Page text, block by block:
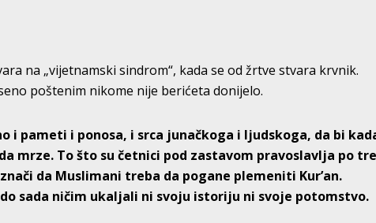
na „vijetnamski sindrom“, kada se od žrtve stvara krvnik.
poštenim nikome nije berićeta donijelo.
i pameti i ponosa, i srca junačkoga i ljudskoga, da bi
mrze. To što su četnici pod zastavom pravoslavlja po
da Muslimani treba da pogane plemeniti Kur’an.
sada ničim ukaljali ni svoju istoriju ni svoje potomstvo.